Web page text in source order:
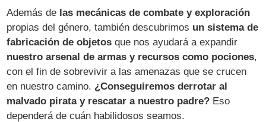
Además de las mecánicas de combate y exploración
propias del género, también descubrimos un sistema de
fabricación de objetos que nos ayudará a expandir
nuestro arsenal de armas y recursos como pociones,
con el fin de sobrevivir a las amenazas que se crucen
en nuestro camino. ¿Conseguiremos derrotar al
malvado pirata y rescatar a nuestro padre? Eso
dependerá de cuán habilidosos seamos.